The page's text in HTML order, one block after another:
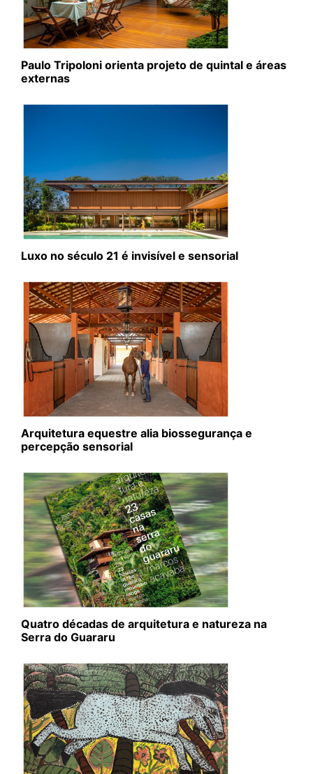
Paulo Tripoloni orienta projeto de quintal e áreas
externas
Luxo no século 21 é invisível e sensorial
Arquitetura equestre alia biossegurança e
percepção sensorial
Quatro décadas de arquitetura e natureza na
Serra do Guararu